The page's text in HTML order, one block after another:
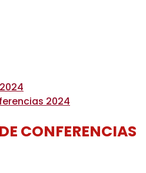
2024
CONFERENCIAS